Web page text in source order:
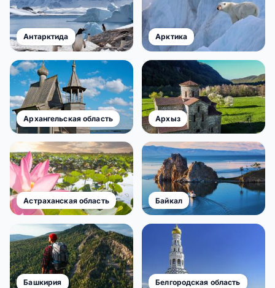
Антарктида Арктика
Архангельская область Архыз
Астраханская область Байкал
Башкирия Белгородская область